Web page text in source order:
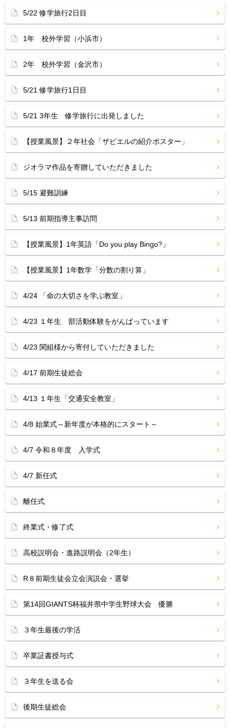
5/22 修学旅行2日目
1年 校外学習（小浜市）
2年 校外学習（金沢市）
5/21 修学旅行1日目
5/21 3年生 修学旅行に出発しました
【授業風景】２年社会「ザビエルの紹介ポスター」
ジオラマ作品を寄贈していただきました
5/15 避難訓練
5/13 前期指導主事訪問
【授業風景】1年英語「Do you play Bingo?」
【授業風景】1年数学「分数の割り算」
4/24 「命の大切さを学ぶ教室」
4/23 １年生 部活動体験をがんばっています
4/23 関組様から寄付していただきました
4/17 前期生徒総会
4/13 １年生「交通安全教室」
4/8 始業式～新年度が本格的にスタート～
4/7 令和８年度 入学式
4/7 新任式
離任式
終業式・修了式
高校説明会・進路説明会（2年生）
R８前期生徒会立会演説会・選挙
第14回GIANTS杯福井県中学生野球大会 優勝
３年生最後の学活
卒業証書授与式
３年生を送る会
後期生徒総会